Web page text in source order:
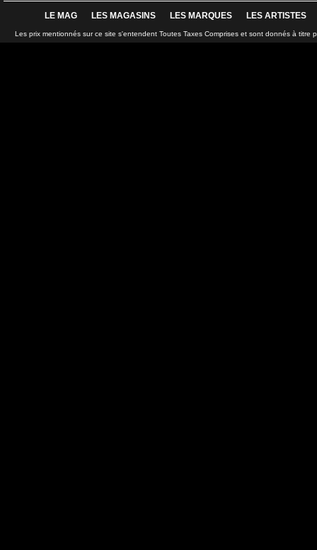
LE MAG LES MAGASINS LES MARQUES LES ARTISTES
Les prix mentionnés sur ce site s'entendent Toutes Taxes Comprises et sont donnés à